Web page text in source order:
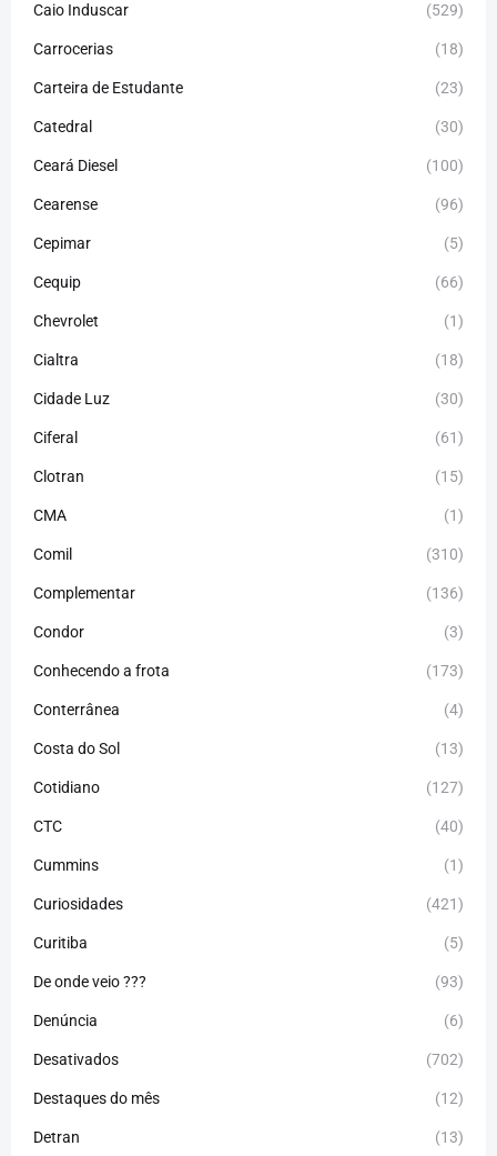
Caio Induscar (529)
Carrocerias (18)
Carteira de Estudante (23)
Catedral (30)
Ceará Diesel (100)
Cearense (96)
Cepimar (5)
Cequip (66)
Chevrolet (1)
Cialtra (18)
Cidade Luz (30)
Ciferal (61)
Clotran (15)
CMA (1)
Comil (310)
Complementar (136)
Condor (3)
Conhecendo a frota (173)
Conterrânea (4)
Costa do Sol (13)
Cotidiano (127)
CTC (40)
Cummins (1)
Curiosidades (421)
Curitiba (5)
De onde veio ??? (93)
Denúncia (6)
Desativados (702)
Destaques do mês (12)
Detran (13)